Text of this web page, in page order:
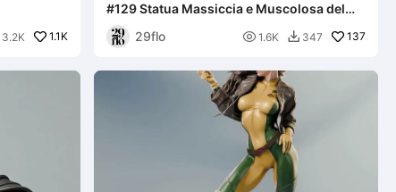
3.2K 1.1K
#129 Statua Massiccia e Muscolosa del
Supereroe Incredibile Hulk
29flo
 1.6K  347 137